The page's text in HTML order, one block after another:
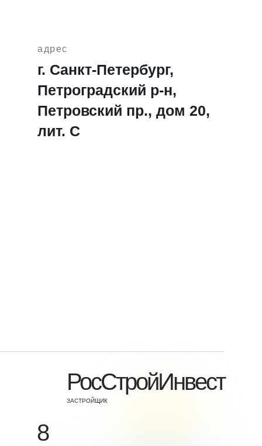
адрес
г. Санкт-Петербург,
Петроградский р-н,
Петровский пр., дом 20,
лит. C
РосСтройИнвест
ЗАСТРОЙЩИК
8